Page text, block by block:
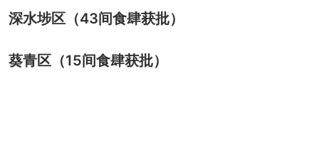
深水埗区（43间食肆获批）
葵青区（15间食肆获批）